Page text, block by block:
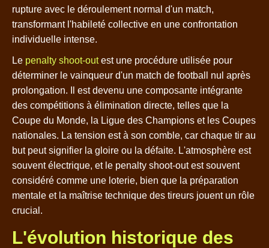
rupture avec le déroulement normal d'un match,
transformant l'habileté collective en une confrontation
individuelle intense.
Le penalty shoot-outest une procédure utilisée pour
déterminer le vainqueur d'un match de football nul après
prolongation. Il est devenu une composante intégrante
des compétitions à élimination directe, telles que la
Coupe du Monde, la Ligue des Champions et les Coupes
nationales. La tension est à son comble, car chaque tir au
but peut signifier la gloire ou la défaite. L'atmosphère est
souvent électrique, et le penalty shoot-out est souvent
considéré comme une loterie, bien que la préparation
mentale et la maîtrise technique des tireurs jouent un rôle
crucial.
L'évolution historique des